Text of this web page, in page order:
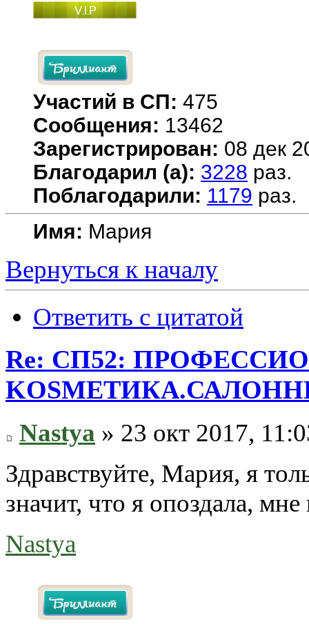
Участий в СП: 475
Сообщения: 13462
Зарегистрирован: 08 дек
Благодарил (а): 3228 раз.
Поблагодарили: 1179 раз.
Имя: Мария
Вернуться к началу
Ответить с цитатой
Re: СП52:
Nastya » 23 окт 2017,
Здравствуйте, Мария, я
значит, что я опоздала,
Nastya